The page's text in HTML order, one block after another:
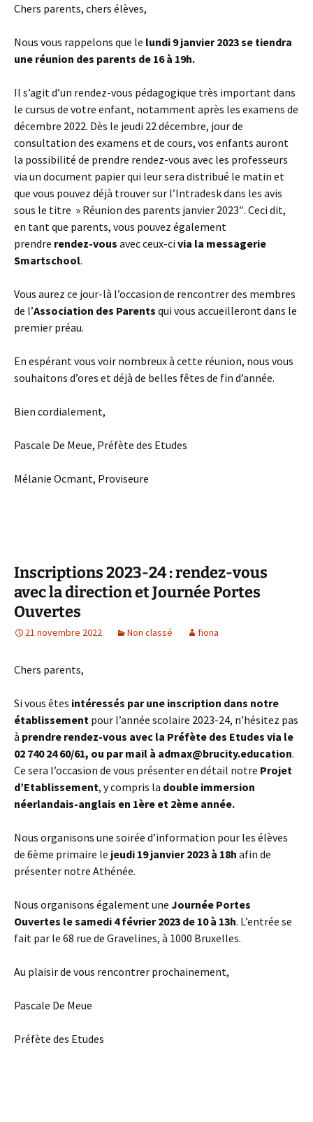
Chers parents, chers élèves,
Nous vous rappelons que le lundi 9 janvier 2023 se tiendra
une réunion des parents de 16 à 19h.
Il s’agit d’un rendez-vous pédagogique très important dans
le cursus de votre enfant, notamment après les examens de
décembre 2022. Dès le jeudi 22 décembre, jour de
consultation des examens et de cours, vos enfants auront
la possibilité de prendre rendez-vous avec les professeurs
via un document papier qui leur sera distribué le matin et
que vous pouvez déjà trouver sur l’Intradesk dans les avis
sous le titre » Réunion des parents janvier 2023″. Ceci dit,
en tant que parents, vous pouvez également
prendre rendez-vous avec ceux-ci via la messagerie
Smartschool.
Vous aurez ce jour-là l’occasion de rencontrer des membres
de l’Association des Parents qui vous accueilleront dans le
premier préau.
En espérant vous voir nombreux à cette réunion, nous vous
souhaitons d’ores et déjà de belles fêtes de fin d’année.
Bien cordialement,
Pascale De Meue, Préfète des Etudes
Mélanie Ocmant, Proviseure
Inscriptions 2023-24 : rendez-vous
avec la direction et Journée Portes
Ouvertes
21 novembre 2022 Non classé fiona
Chers parents,
Si vous êtes intéressés par une inscription dans notre
établissement pour l’année scolaire 2023-24, n’hésitez pas
à prendre rendez-vous avec la Préfète des Etudes via le
02 740 24 60/61, ou par mail à admax@brucity.education.
Ce sera l’occasion de vous présenter en détail notre Projet
d’Etablissement, y compris la double immersion
néerlandais-anglais en 1ère et 2ème année.
Nous organisons une soirée d’information pour les élèves
de 6ème primaire le jeudi 19 janvier 2023 à 18h afin de
présenter notre Athénée.
Nous organisons également une Journée Portes
Ouvertes le samedi 4 février 2023 de 10 à 13h. L’entrée se
fait par le 68 rue de Gravelines, à 1000 Bruxelles.
Au plaisir de vous rencontrer prochainement,
Pascale De Meue
Préfète des Etudes